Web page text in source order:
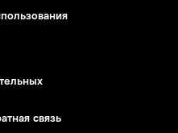
связь